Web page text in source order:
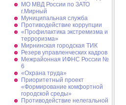
МО МВД России по ЗАТО
г.Мирный
Муниципальная cлужба
Противодействие коррупции
«Профилактика экстремизма и
терроризма»
Мирнинская городская ТИК
Резерв управленческих кадров
Межрайонная ИФНС России №
6
«Охрана труда»
Приоритетный проект
«Формирование комфортной
городской среды»
Противодействие нелегальной